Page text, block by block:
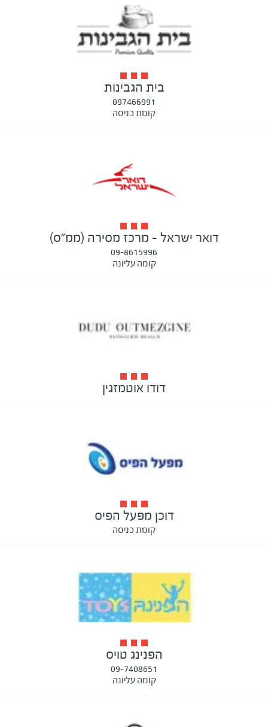
בית הגבינות
097466991
קומת כניסה
דואר ישראל - מרכז מסירה (ממ"ס)
09-8615996
קומה עליונה
דודו אוטמזגין
דוכן מפעל הפיס
קומת כניסה
הפנינג טויס
09-7408651
קומה עליונה